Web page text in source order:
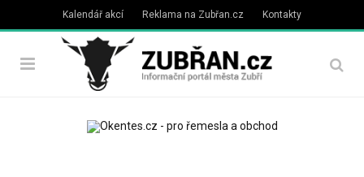
Kalendář akcí Reklama na Zubřan.cz Kontakty